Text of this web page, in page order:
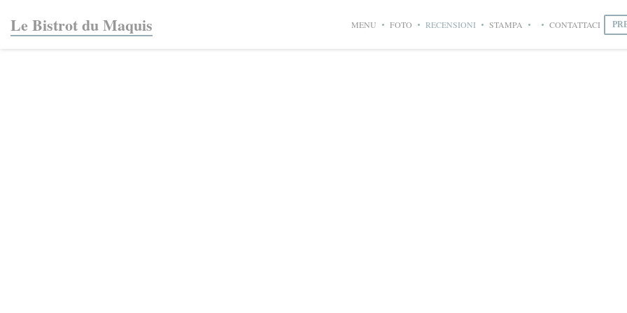
Le Bistrot du Maquis MENU FOTO RECENSIONI STAMPA
((APRE UNA NUOVA
CONTATTACI